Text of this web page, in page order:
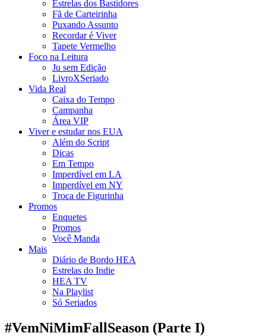
Estrelas dos Bastidores
Fã de Carteirinha
Puxando Assunto
Recordar é Viver
Tapete Vermelho
Foco na Leitura
Ju sem Edição
LivroXSeriado
Vida Real
Caixa do Tempo
Campanha
Área VIP
Viver e estudar nos EUA
Além do Script
Dicas
Em Tempo
Imperdível em LA
Imperdível em NY
Troca de Figurinha
Promos
Enquetes
Promos
Você Manda
Mais
Diário de Bordo HEA
Estrelas do Indie
HEA TV
Na Playlist
Só Seriados
#VemNiMimFallSeason (Parte I)